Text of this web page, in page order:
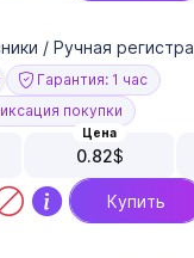
/ Ручная
Гарантия: 1 час
покупки
Цена
0.82$
Купить